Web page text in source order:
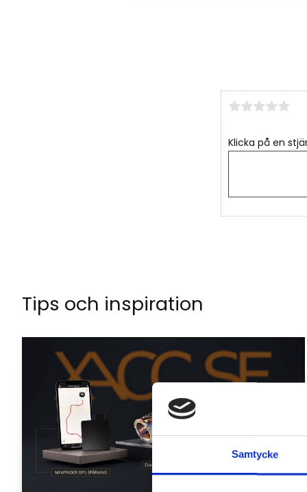
Samtycke
Klicka på en
Tips och inspiration